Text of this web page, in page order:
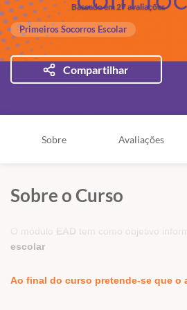
Baseado em 27 avaliações
Primeiros Socorros Escolar
Compartilhar
Sobre Avaliações
Sobre o Curso
O módulo EAD tem como objetivo
escolar
Ao final do curso pretende-se que o